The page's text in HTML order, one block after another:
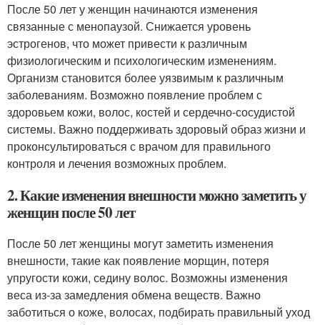
После 50 лет у женщин начинаются изменения
связанные с менопаузой. Снижается уровень
эстрогенов, что может привести к различным
физиологическим и психологическим изменениям.
Организм становится более уязвимым к различным
заболеваниям. Возможно появление проблем с
здоровьем кожи, волос, костей и сердечно-сосудистой
системы. Важно поддерживать здоровый образ жизни и
проконсультироваться с врачом для правильного
контроля и лечения возможных проблем.
2. Какие изменения внешности можно заметить у
женщин после 50 лет
После 50 лет женщины могут заметить изменения
внешности, такие как появление морщин, потеря
упругости кожи, седину волос. Возможны изменения
веса из-за замедления обмена веществ. Важно
заботиться о коже, волосах, подбирать правильный уход